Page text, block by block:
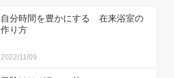
自分時間を豊かにする 在来浴室の
作り方
2022/11/09